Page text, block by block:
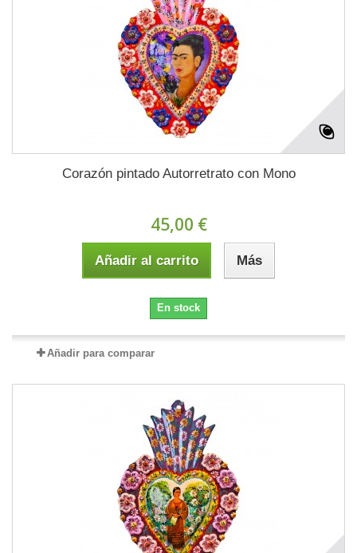
Corazón pintado Autorretrato con Mono
45,00 €
Añadir al carrito Más
En stock
Añadir para comparar